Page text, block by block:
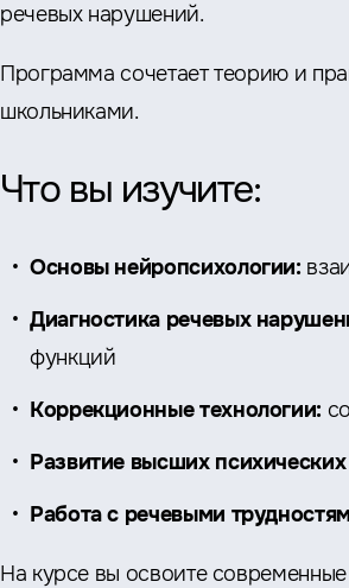
речевых нарушений.
Программа сочетает теорию и
школьниками.
Что вы изучите:
Основы нейропсихологии:
Диагностика речевых
функций
Коррекционные технологии:
Развитие высших
Работа с речевыми
На курсе вы освоите